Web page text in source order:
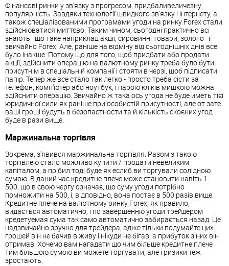
Фінансові ринки у зв'язку з прогресом, придбаливеличезну
популярність. Завдяки технології швидкого зв'язку і інтернету, а
також спеціалізованими програмами угоди на ринку Forex стали
здійснюватися миттєво. Таким чином, сьогодні практично всі
знають що таке наприклад акції, сировинні товари, золото і
звичайно Forex. Але, раніше на відміну від сьогоднішніх днів все
було інакше. Потому що для того, щоб придбати або продати
акції, здійснити операцію на валютному ринку треба було бути
присутнім в спеціальній компанії і стояти в черзі, щоб підписати
папір. Тепер же все стало так легко - просто треба сісти за
телефон, комп'ютер або ноутбук, і парою кліків мишкою можна
здійснити операцію. Звичайно ж така ось угода не буде иметь тієї
юридичної сили як раніше при особистій присутності, але от зате
ваші гроші будуть в безопастности та й кількість скоєних угод
буде в рази вище.
Маржинальна торгівля
Зокрема, з'явився маржинальна торгівля. Разом з такою
торгівлею стало можливо купити / продати невеликим
капіталом, а прібил тоді буде як еслиб ви торгували солідною
сумою. В даний час кредитне плече може становити навіть 1:
500, що в свою чергу означає, що суму угоди потрібно
помножити на 500, і, відповідно, вона постає в 500 разів вище.
Кредитне плече на валютному ринку Forex, як правило,
видається автоматично, і по завершенню угоди трейдером
кредетуемая сума так само автоматично забирається назад. Це
надзвичайно зручно для трейдера, адже тільки подумайте цих
грошей він не бачив в живу і нікуди не бігав, а прибуток з них він
отримав. Хочемо вам нагадати що чим більше кредитне плече
тим більшою сумою ви можете торгувати, але і ризики теж
зростають.